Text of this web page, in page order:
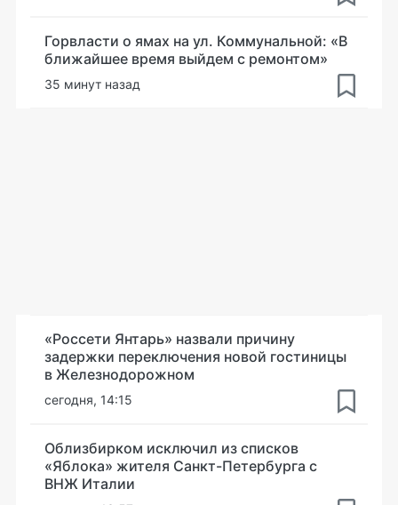
Горвласти о ямах на ул. Коммунальной: «В
ближайшее время выйдем с ремонтом»
35 минут назад
«Россети Янтарь» назвали причину
задержки переключения новой гостиницы
в Железнодорожном
сегодня, 14:15
Облизбирком исключил из списков
«Яблока» жителя Санкт-Петербурга с
ВНЖ Италии